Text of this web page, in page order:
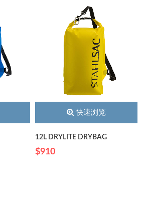
快速浏览
12L DRYLITE DRYBAG
$910